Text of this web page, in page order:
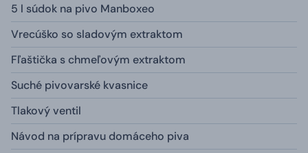
5 l súdok na pivo Manboxeo
Vrecúško so sladovým extraktom
Fľaštička s chmeľovým extraktom
Suché pivovarské kvasnice
Tlakový ventil
Návod na prípravu domáceho piva